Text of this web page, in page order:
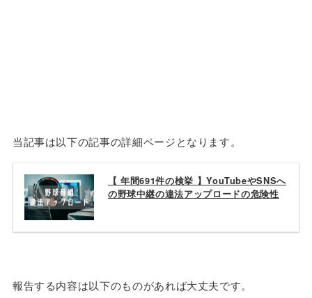
当記事は以下の記事の詳細ページとなります。
【 年間691件の検挙 】YouTubeやSNSへ
の野球中継の違法アップロードの危険性
報告する内容は以下のものがあれば大丈夫です。